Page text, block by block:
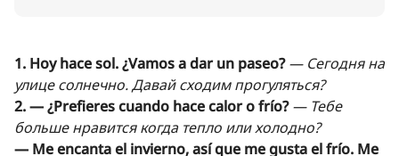
1. Hoy hace sol. ¿Vamos a dar un paseo?— Сегодня на
улице солнечно. Давай сходим прогуляться?
2. — ¿Prefieres cuando hace calor o frío?— Тебе
больше нравится когда тепло или холодно?
— Me encanta el invierno, así que me gusta el frío. Me